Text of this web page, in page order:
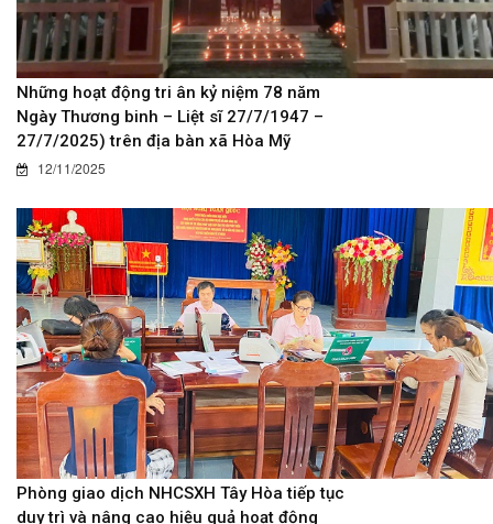
Những hoạt động tri ân kỷ niệm 78 năm
Ngày Thương binh – Liệt sĩ 27/7/1947 –
27/7/2025) trên địa bàn xã Hòa Mỹ
12/11/2025
Phòng giao dịch NHCSXH Tây Hòa tiếp tục
duy trì và nâng cao hiệu quả hoạt động